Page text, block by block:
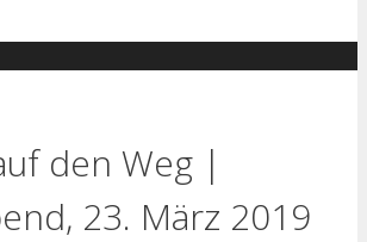
den Weg |
23. März 2019